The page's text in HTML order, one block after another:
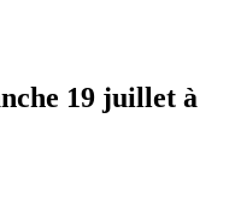
19 juillet à